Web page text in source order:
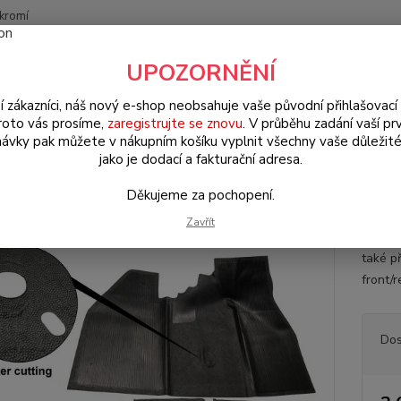
Hledat
Brouk Typ 1 (1938 » 03) Interiér (Interior) Koberce (Carpet)
podlahy/pryž - Typ 1 (1961 »
také
front/
UPOZORNĚNÍ
zákazníci, náš nový e-shop neobsahuje vaše původní přihlašovací
vás prosíme, zaregistrujte se znovu. V průběhu zadání vaší
pak můžete v nákupním košíku vyplnit všechny vaše
jako je dodací a fakturační adresa.
Děkujeme za pochopení.
Zavřít